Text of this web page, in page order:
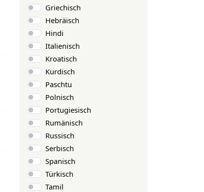
Griechisch
Hebräisch
Hindi
Italienisch
Kroatisch
Kurdisch
Paschtu
Polnisch
Portugiesisch
Rumänisch
Russisch
Serbisch
Spanisch
Türkisch
Tamil